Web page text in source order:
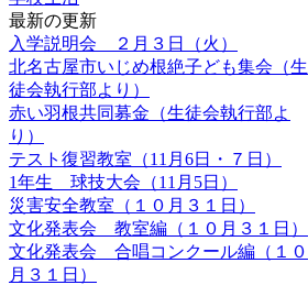
最新の更新
入学説明会 ２月３日（火）
北名古屋市いじめ根絶子ども集会（生
徒会執行部より）
赤い羽根共同募金（生徒会執行部よ
り）
テスト復習教室（11月6日・７日）
1年生 球技大会（11月5日）
災害安全教室（１０月３１日）
文化発表会 教室編（１０月３１日）
文化発表会 合唱コンクール編（１０
月３１日）